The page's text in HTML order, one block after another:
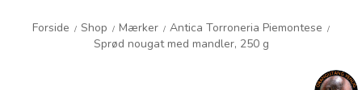
Forside / Shop / Mærker / Antica Torroneria Piemontese /
Sprød nougat med mandler, 250 g